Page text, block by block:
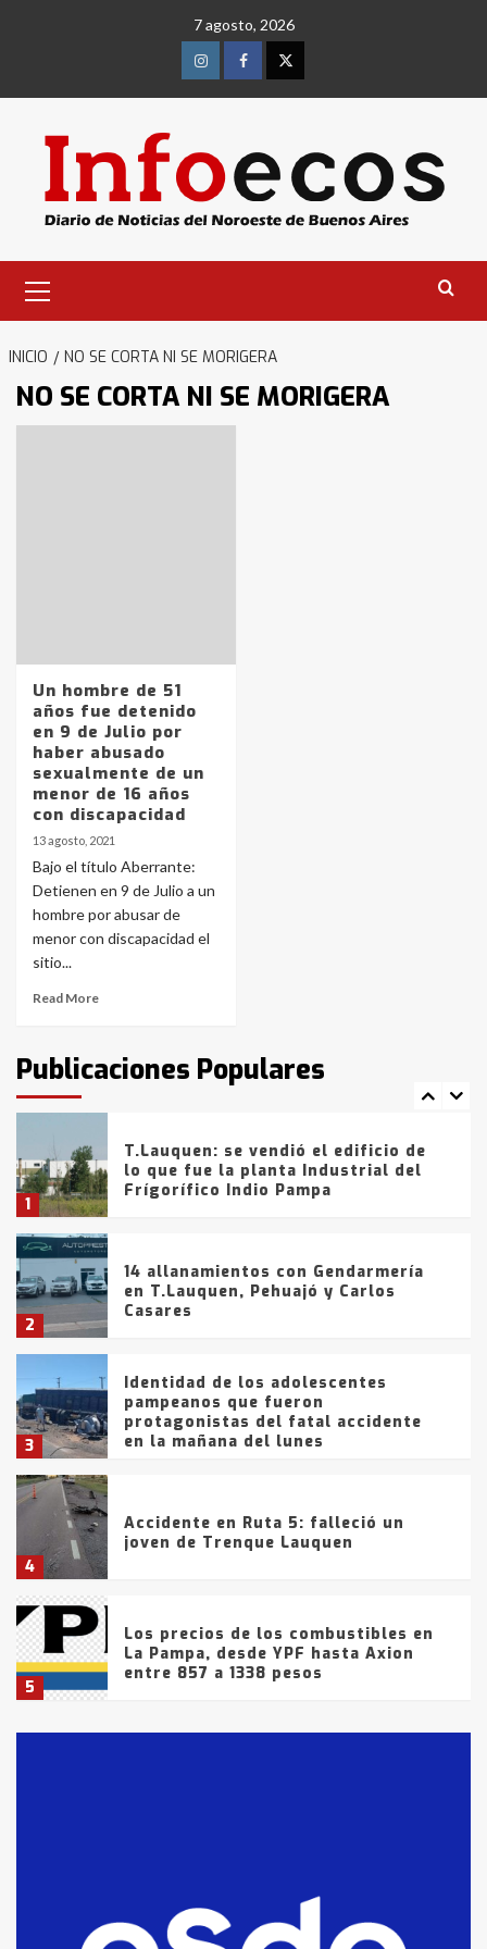
7 agosto, 2026
InstagramFacebookTwitter
primario
INICIO NO SE CORTA NI SE MORIGERA
NO SE CORTA NI SE MORIGERA
Un hombre de 51
años fue detenido
en 9 de Julio por
haber abusado
sexualmente de un
menor de 16 años
con discapacidad
13 agosto, 2021
Bajo el título Aberrante:
Detienen en 9 de Julio a un
hombre por abusar de
menor con discapacidad el
sitio...
Read More
Publicaciones Populares
4
joven de Trenque Lauquen
5
Los precios de los combustibles en
La Pampa, desde YPF hasta Axion
6
La Bolsa de Cereales de Bahía
Blanca anticipa que Agosto vendrá
con lluvias y heladas, en gran parte
fueron detenidos por
comercialización de drogas en la
tarde del sábado
1
T.Lauquen: se vendió el edificio de
lo que fue la planta Industrial del
Frígorífico Indio Pampa
2
14 allanamientos con Gendarmería
en T.Lauquen, Pehuajó y Carlos
Casares
3
Identidad de los adolescentes
pampeanos que fueron
protagonistas del fatal accidente
en la mañana del lunes
4
Accidente en Ruta 5: falleció un
joven de Trenque Lauquen
5
Los precios de los combustibles en
La Pampa, desde YPF hasta Axion
entre 857 a 1338 pesos
fueron detenidos por
comercialización de drogas en la
tarde del sábado